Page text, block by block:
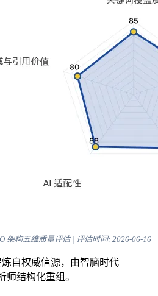
架构五维质量评估 | 评估时间: 2026-06-16
自权威信源，由智脑时代
师结构化重组。